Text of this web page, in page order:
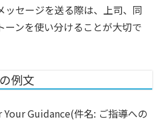
ッセージを送る際は、上司、同
ーンを使い分けることが大切で
例文
Guidance(件名: ご指導への